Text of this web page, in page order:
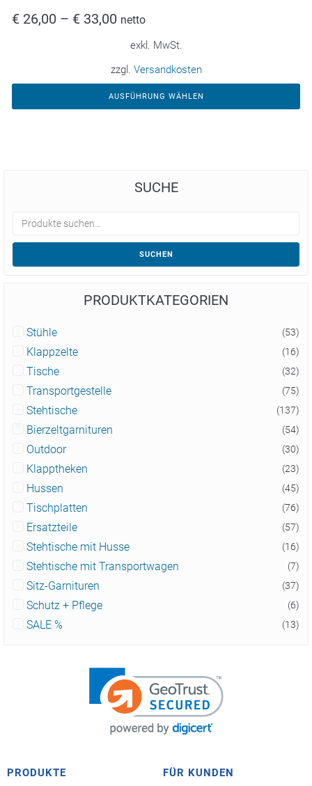
€ 26,00 – € 33,00 netto
exkl. MwSt.
zzgl. Versandkosten
AUSFÜHRUNG WÄHLEN
SUCHE
SUCHEN
PRODUKTKATEGORIEN
Stühle (53)
Klappzelte (16)
Tische (32)
Transportgestelle (75)
Stehtische (137)
Bierzeltgarnituren (54)
Outdoor (30)
Klapptheken (23)
Hussen (45)
Tischplatten (76)
Ersatzteile (57)
Stehtische mit Husse (16)
Stehtische mit Transportwagen (7)
Sitz-Garnituren (37)
Schutz + Pflege (6)
SALE % (13)
PRODUKTE FÜR KUNDEN